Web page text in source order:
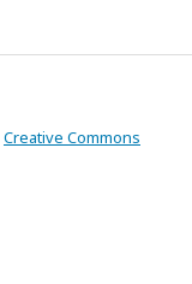
Creative Commons